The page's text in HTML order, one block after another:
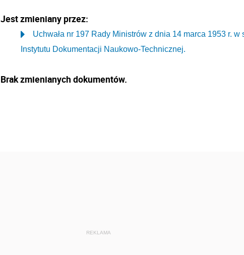
Jest zmieniany przez:
Uchwała nr 197 Rady Ministrów z dnia 14 marca 1953 r.
Instytutu Dokumentacji Naukowo-Technicznej.
Brak zmienianych dokumentów.